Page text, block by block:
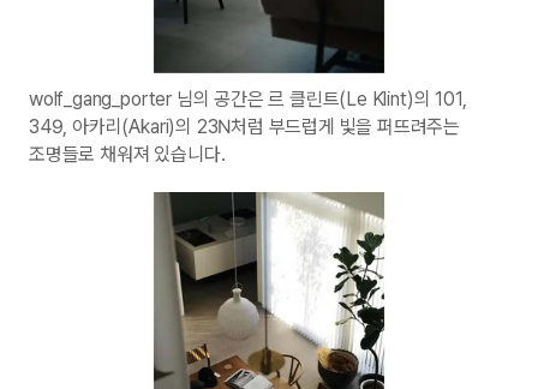
wolf_gang_porter 님의 공간은 르 클린트(Le Klint)의 101,
349, 아카리(Akari)의 23N처럼 부드럽게 빛을 퍼뜨려주는
조명들로 채워져 있습니다.